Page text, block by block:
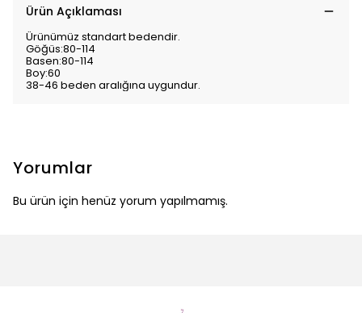
Ürün Açıklaması
Ürünümüz standart bedendir.
Göğüs:80-114
Basen:80-114
Boy:60
38-46 beden aralığına uygundur.
Yorumlar
Bu ürün için henüz yorum yapılmamış.